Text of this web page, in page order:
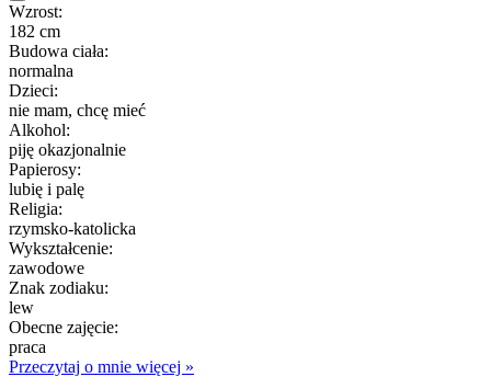
Wzrost:
182 cm
Budowa ciała:
normalna
Dzieci:
nie mam, chcę mieć
Alkohol:
piję okazjonalnie
Papierosy:
lubię i palę
Religia:
rzymsko-katolicka
Wykształcenie:
zawodowe
Znak zodiaku:
lew
Obecne zajęcie:
praca
Przeczytaj o mnie więcej »